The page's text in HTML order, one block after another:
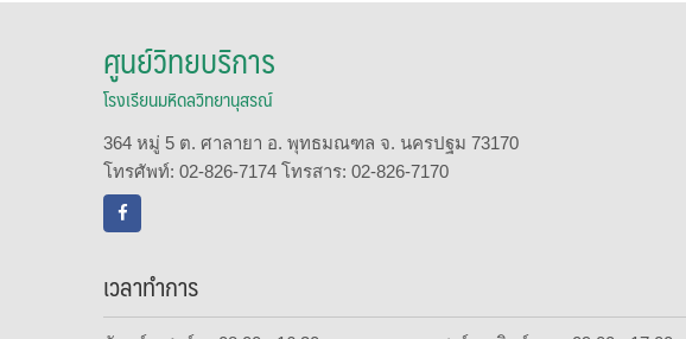
ศูนย์วิทยบริการ
โรงเรียนมหิดลวิทยานุสรณ์
364 หมู่ 5 ต. ศาลายา อ. พุทธมณฑล จ. นครปฐม 73170
โทรศัพท์: 02-826-7174 โทรสาร: 02-826-7170
เวลาทำการ